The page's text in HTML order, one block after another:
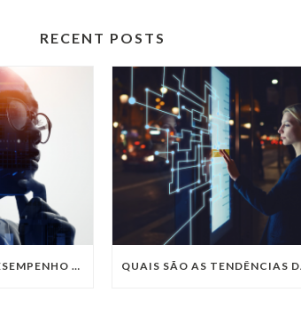
RECENT POSTS
POTENCIALIZE O DESEMPENHO DA SUA EMPRESA COM OS SERVIÇOS DE TI DA VIVO VITA